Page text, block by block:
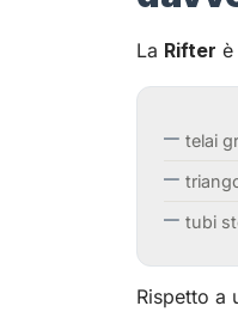
La Rifter è
telai
tubi
Rispetto a